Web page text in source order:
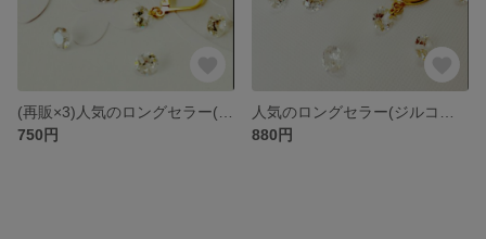
750円
880円